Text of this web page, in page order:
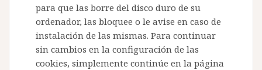
para que las borre del disco duro de su
ordenador, las bloquee o le avise en caso de
instalación de las mismas. Para continuar
sin cambios en la configuración de las
cookies, simplemente continúe en la página